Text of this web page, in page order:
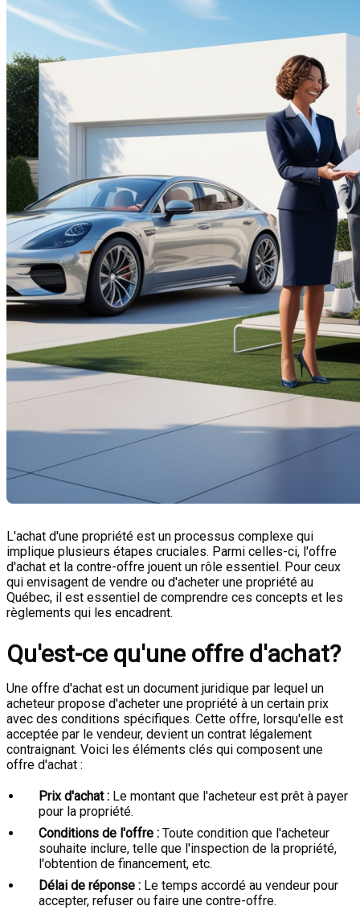
L'achat d'une propriété est un processus complexe qui
implique plusieurs étapes cruciales. Parmi celles-ci, l'offre
d'achat et la contre-offre jouent un rôle essentiel. Pour ceux
qui envisagent de vendre ou d'acheter une propriété au
Québec, il est essentiel de comprendre ces concepts et les
règlements qui les encadrent.
Qu'est-ce qu'une offre d'achat?
Une offre d'achat est un document juridique par lequel un
acheteur propose d'acheter une propriété à un certain prix
avec des conditions spécifiques. Cette offre, lorsqu'elle est
acceptée par le vendeur, devient un contrat légalement
contraignant. Voici les éléments clés qui composent une
offre d'achat :
Prix d'achat : Le montant que l'acheteur est prêt à payer
pour la propriété.
Conditions de l'offre : Toute condition que l'acheteur
souhaite inclure, telle que l'inspection de la propriété,
l'obtention de financement, etc.
Délai de réponse : Le temps accordé au vendeur pour
accepter, refuser ou faire une contre-offre.